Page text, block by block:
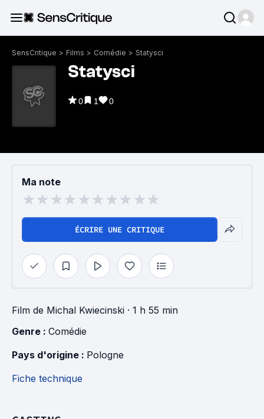
SensCritique > Films > Comédie > Statysci
Statysci
0 1 0
Ma note
ÉCRIRE UNE CRITIQUE
Film de Michal Kwiecinski · 1 h 55 min
Genre : Comédie
Pays d'origine : Pologne
Fiche technique